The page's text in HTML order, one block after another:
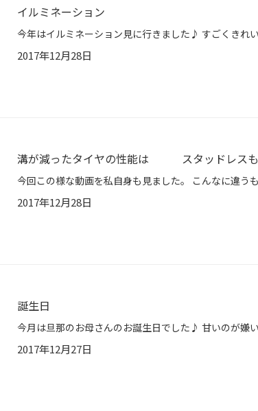
イルミネーション
2017年12月28日
溝が減ったタイヤの性能は スタッドレスも
2017年12月28日
誕生日
2017年12月27日